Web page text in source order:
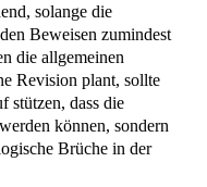
solange die
Beweisen zumindest
die allgemeinen
Revision plant, sollte
stützen, dass die
können, sondern
Brüche in der